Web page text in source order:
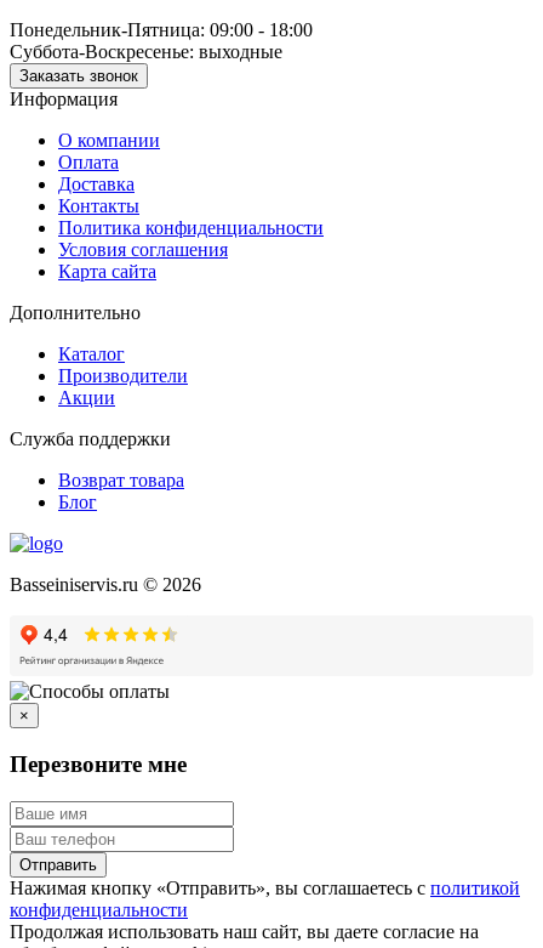
Понедельник-Пятница: 09:00 - 18:00
Суббота-Воскресенье: выходные
Заказать звонок
Информация
О компании
Оплата
Доставка
Контакты
Политика конфиденциальности
Условия соглашения
Карта сайта
Дополнительно
Каталог
Производители
Акции
Служба поддержки
Возврат товара
Блог
Basseiniservis.ru © 2026
×
Перезвоните мне
Отправить
Нажимая кнопку «Отправить», вы соглашаетесь с политикой
конфиденциальности
Продолжая использовать наш сайт, вы даете согласие на